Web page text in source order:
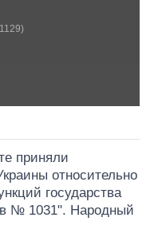
приняли
относительно
государства
№ 1031". Народный